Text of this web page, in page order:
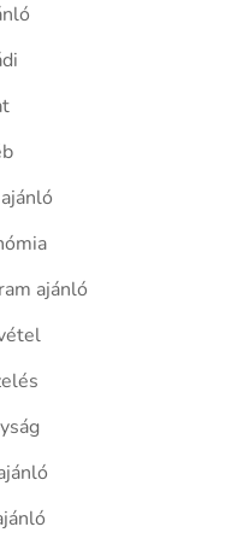
ajánló